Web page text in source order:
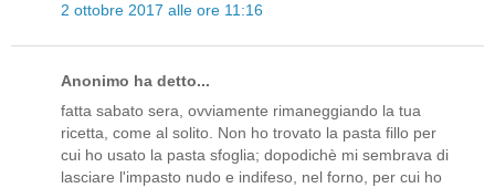
2 ottobre 2017 alle ore 11:16
Anonimo ha detto...
fatta sabato sera, ovviamente rimaneggiando la tua
ricetta, come al solito. Non ho trovato la pasta fillo per
cui ho usato la pasta sfoglia; dopodichè mi sembrava di
lasciare l'impasto nudo e indifeso, nel forno, per cui ho